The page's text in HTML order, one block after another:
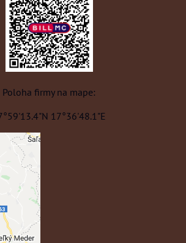
Poloha firmy na mape:
17°36'48.1"E